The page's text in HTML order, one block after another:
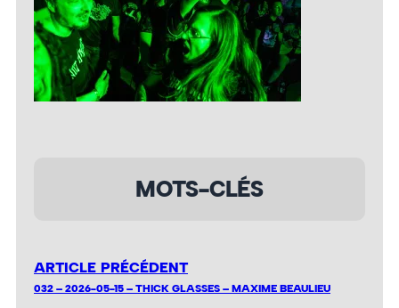
MOTS-CLÉS
ARTICLE PRÉCÉDENT
032 – 2026-05-15 – THICK GLASSES – MAXIME BEAULIEU